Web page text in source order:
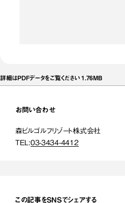
詳細はPDFデータをご覧ください 1.76MB
お問い合わせ
森ビルゴルフリゾート株式会社
TEL:03-3434-4412
この記事をSNSでシェアする